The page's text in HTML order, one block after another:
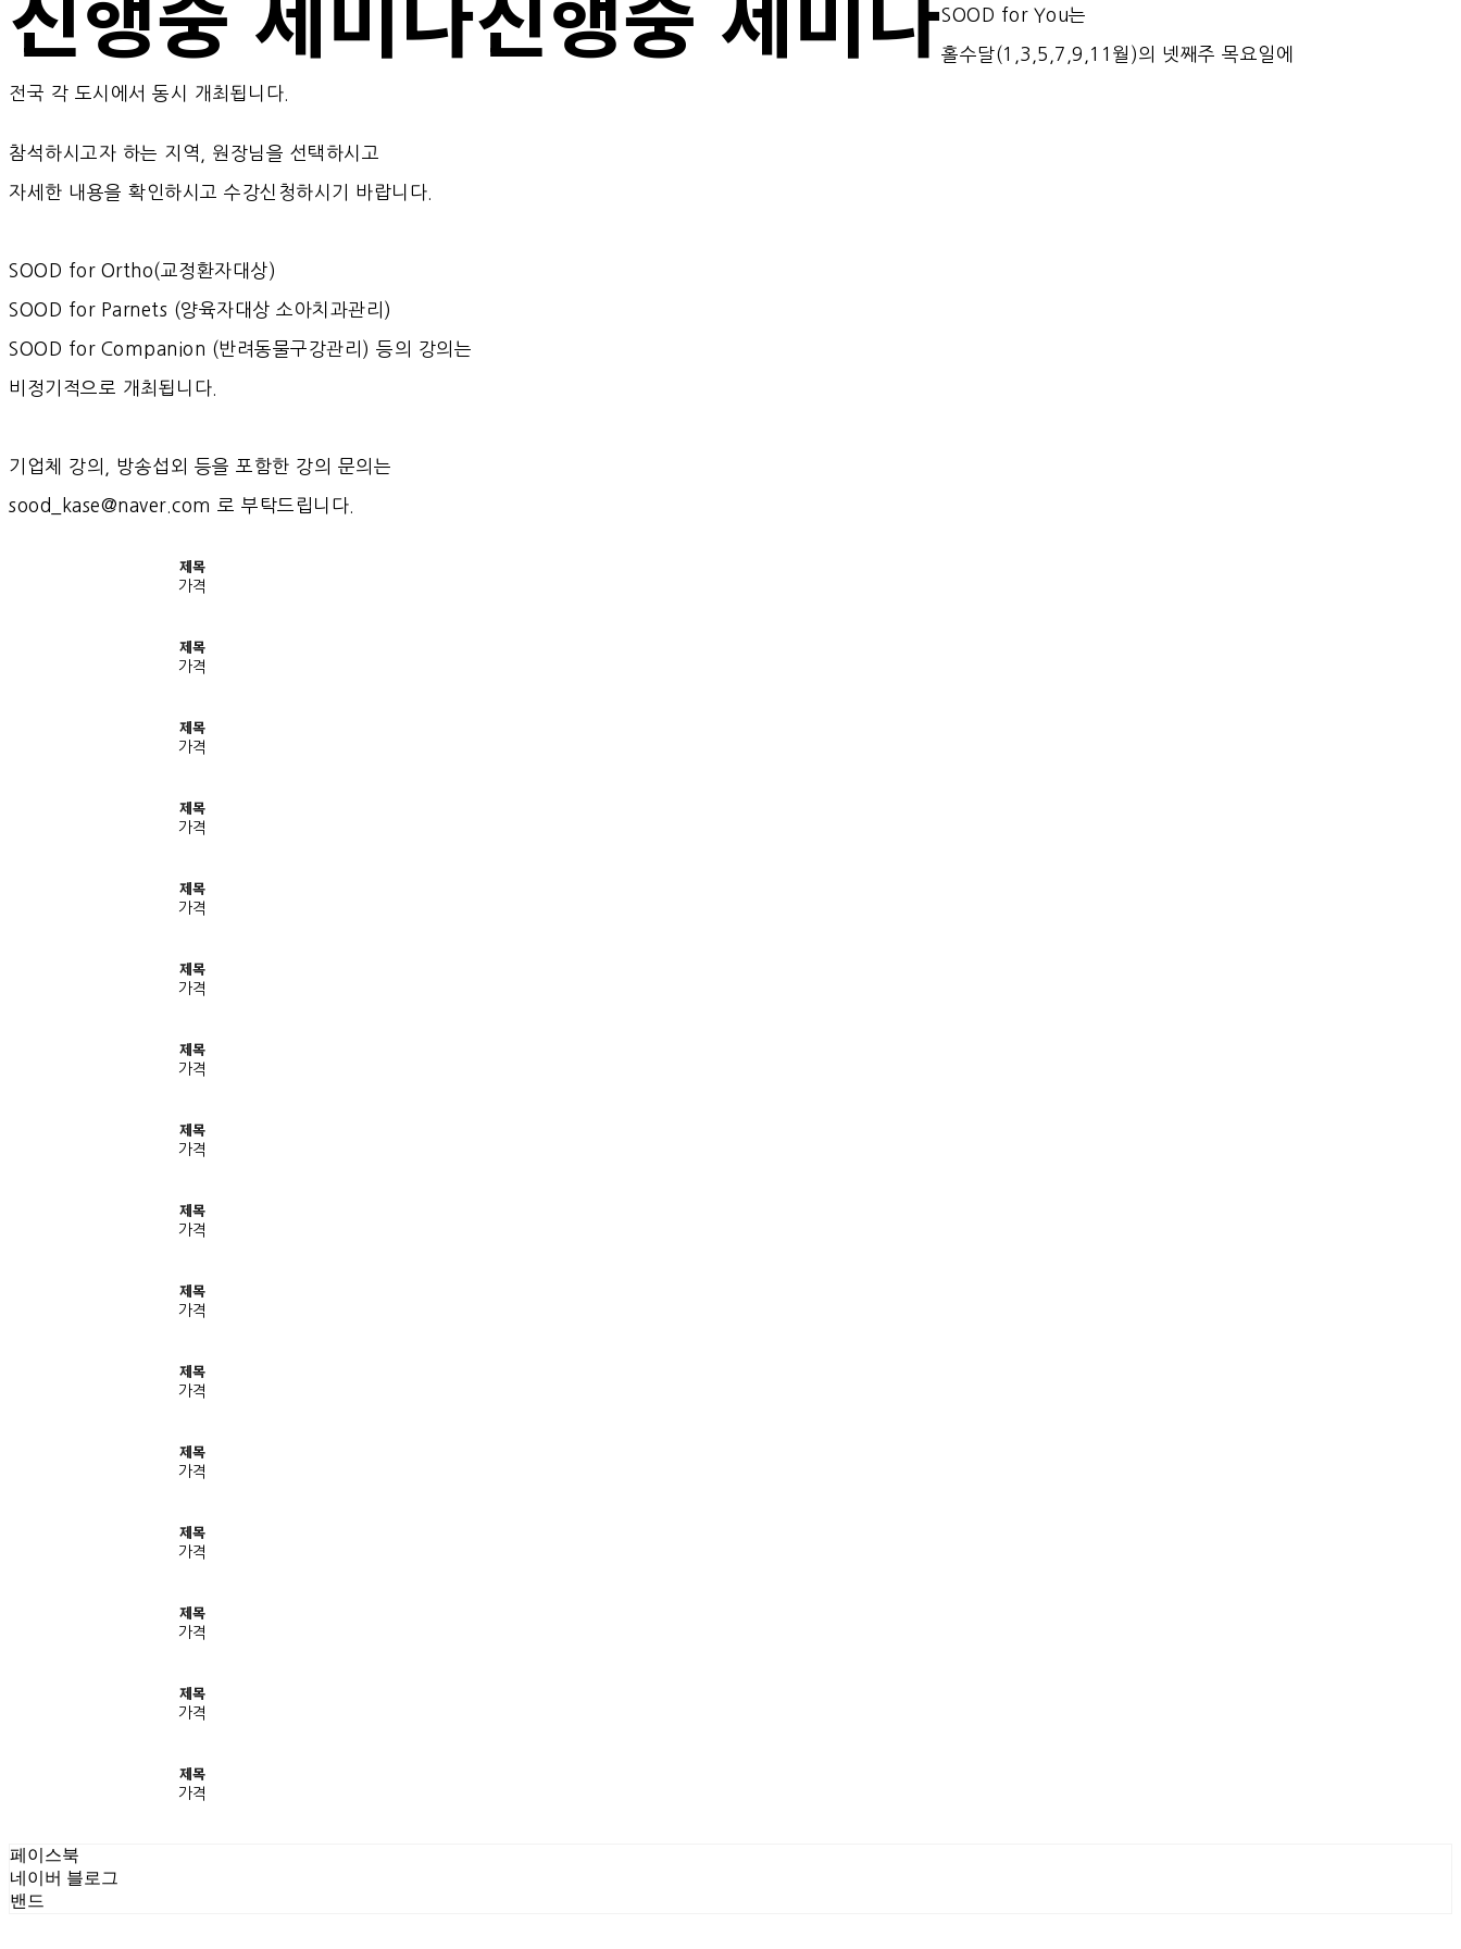
SOOD for You는
홀수달(1,3,5,7,9,11월)의 넷째주 목요일에
전국 각 도시에서 동시 개최됩니다.
참석하시고자 하는 지역, 원장님을 선택하시고
자세한 내용을 확인하시고 수강신청하시기 바랍니다.
SOOD for Ortho(교정환자대상)
SOOD for Parnets (양육자대상 소아치과관리)
SOOD for Companion (반려동물구강관리) 등의 강의는
비정기적으로 개최됩니다.
기업체 강의, 방송섭외 등을 포함한 강의 문의는
sood_kase@naver.com 로 부탁드립니다.
제목
가격
제목
가격
제목
가격
제목
가격
제목
가격
제목
가격
제목
가격
제목
가격
제목
가격
제목
가격
제목
가격
제목
가격
제목
가격
제목
가격
제목
가격
제목
가격
페이스북
네이버 블로그
밴드